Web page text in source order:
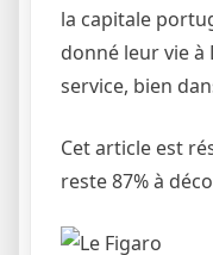
la capitale
donné leur vie à
service, bien
Cet article est
reste 87% à